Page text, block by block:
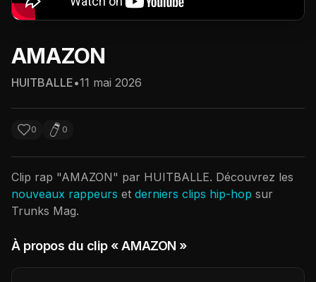
AMAZON
HUITBALLE•11 mai 2026
0 0
Clip rap "AMAZON" par HUITBALLE. Découvrez les
nouveaux rappeurs et derniers clips hip-hop sur
Trunks Mag.
À propos du clip« AMAZON »